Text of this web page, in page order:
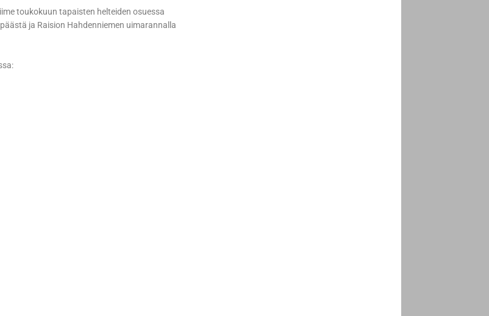
toukokuun tapaisten helteiden osuessa
ja Raision Hahdenniemen uimarannalla